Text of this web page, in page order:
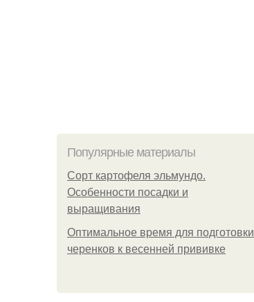
Популярные материалы
Сорт картофеля эльмундо.
Особенности посадки и
выращивания
Оптимальное время для подготовки
черенков к весенней прививке